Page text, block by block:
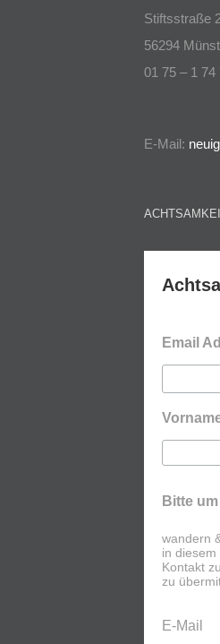
Stiftsstraße
56294
01 75 – 1 74
E-Mail:
Email
Bitte
wandern
in
Kontakt
zu
E-Mail